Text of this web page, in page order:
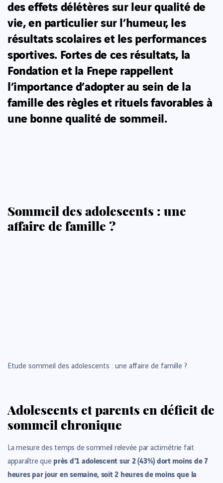
des effets délétères sur leur qualité de
vie, en particulier sur l’humeur, les
résultats scolaires et les performances
sportives. Fortes de ces résultats, la
Fondation et la Fnepe rappellent
l’importance d’adopter au sein de la
famille des règles et rituels favorables à
une bonne qualité de sommeil.
Sommeil des adolescents : une
affaire de famille ?
Etude sommeil des adolescents : une affaire de famille ?
Adolescents et parents en déficit de
sommeil chronique
La mesure des temps de sommeil relevée par actimétrie fait
apparaître que près d'1 adolescent sur 2 (43%) dort moins de 7
heures par jour en semaine, soit 2 heures de moins que la